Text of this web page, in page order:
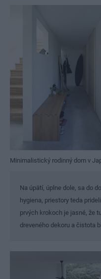
Minimalistický rodinný dom v
Na úpätí, úplne dole, sa do
hygiena, priestory teda
prvých krokoch je jasné, že
dreveného dekoru a čistota